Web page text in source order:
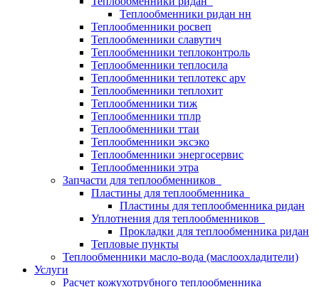
Теплообменники ридан нн
Теплообменники росвеп
Теплообменники славутич
Теплообменники теплоконтроль
Теплообменники теплосила
Теплообменники теплотекс apv
Теплообменники теплохит
Теплообменники тиж
Теплообменники тплр
Теплообменники ттаи
Теплообменники эксэко
Теплообменники энергосервис
Теплообменники этра
Запчасти для теплообменников
Пластины для теплообменника
Пластины для теплообменника ридан
Уплотнения для теплообменников
Прокладки для теплообменника ридан
Тепловые пункты
Теплообменники масло-вода (маслоохладители)
Услуги
Расчет кожухотрубного теплообменника